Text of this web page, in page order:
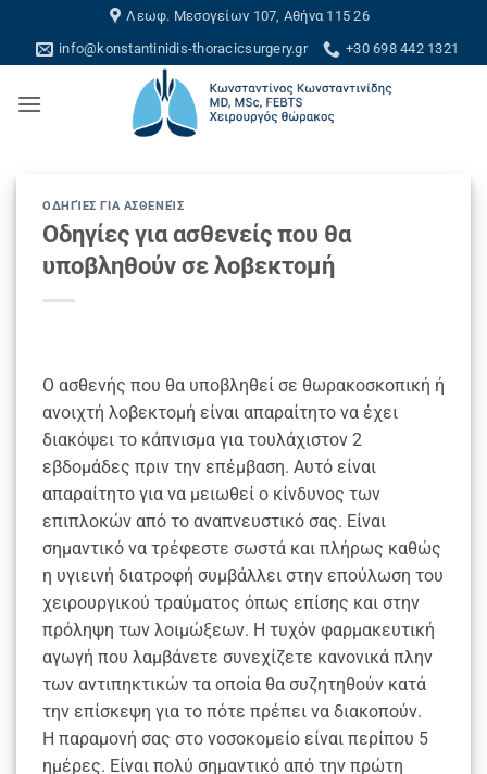
content
Λεωφ. Μεσογείων 107, Αθήνα 115 26
info@konstantinidis-thoracicsurgery.gr
+30 698 442 1321
ΟΔΗΓΊΕΣ ΓΙΑ ΑΣΘΕΝΕΊΣ
Οδηγίες για ασθενείς που θα
υποβληθούν σε λοβεκτομή
Ο ασθενής που θα υποβληθεί σε θωρακοσκοπική ή
ανοιχτή λοβεκτομή είναι απαραίτητο να έχει
διακόψει το κάπνισμα για τουλάχιστον 2
εβδομάδες πριν την επέμβαση. Αυτό είναι
απαραίτητο για να μειωθεί ο κίνδυνος των
επιπλοκών από το αναπνευστικό σας. Είναι
σημαντικό να τρέφεστε σωστά και πλήρως καθώς
η υγιεινή διατροφή συμβάλλει στην επούλωση του
χειρουργικού τραύματος όπως επίσης και στην
πρόληψη των λοιμώξεων. Η τυχόν φαρμακευτική
αγωγή που λαμβάνετε συνεχίζετε κανονικά πλην
των αντιπηκτικών τα οποία θα συζητηθούν κατά
την επίσκεψη για το πότε πρέπει να διακοπούν.
Η παραμονή σας στο νοσοκομείο είναι περίπου 5
ημέρες. Είναι πολύ σημαντικό από την πρώτη